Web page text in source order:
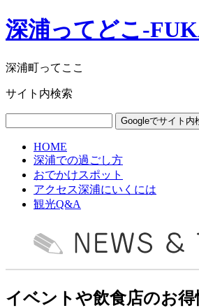
深浦ってどこ-
深浦町ってここ
サイト内検索
HOME
深浦での過ごし方
おでかけスポット
アクセス深浦にいくには
観光Q&A
イベントや飲食店のお